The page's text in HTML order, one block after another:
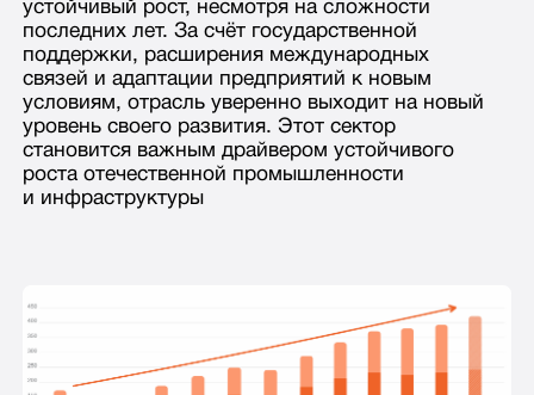
Telegram-канал
Telegram-канал H-POINT
Подписывайтесь на наш Telegram-канал —
всё о продукции, технологиях и возможностях